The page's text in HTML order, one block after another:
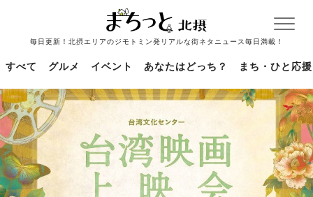
毎日更新！北摂エリアのジモトミン発リアルな街ネタニュース毎日満載！
すべて グルメ イベント あなたはどっち？ まち・ひと応援